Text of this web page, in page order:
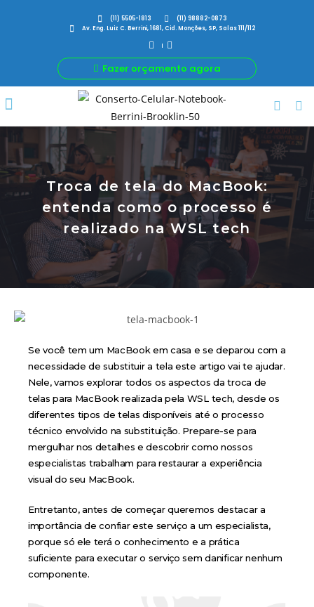
(11) 5505-1813
(11) 98882-0873
Av. Eng. Luiz C. Berrini, 1681, Cid. Monções, SP, Salas 111/112
Fazer orçamento agora
Troca de tela do MacBook:
entenda como o processo é
realizado na WSL tech
Se você tem um MacBookem casa e se deparou com a
necessidade de substituir a tela este artigo vai te ajudar.
Nele, vamos explorar todos os aspectos da troca de
telas para MacBook realizada pela WSL tech, desde os
diferentes tipos de telas disponíveis até o processo
técnico envolvido na substituição. Prepare-se para
mergulhar nos detalhes e descobrir como nossos
especialistas trabalham para restaurar a experiência
visual do seu MacBook.
Entretanto, antes de começar queremos destacar a
importância de confiar este serviço a um especialista,
porque só ele terá o conhecimento e a prática
suficiente para executar o serviço sem danificar nenhum
componente.